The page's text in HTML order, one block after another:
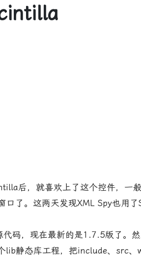
后，就喜欢上了这个控件，一
口了。这两天发现XML Spy也用
，现在最新的是1.7.5版了。然
lib静态库工程，把include、src